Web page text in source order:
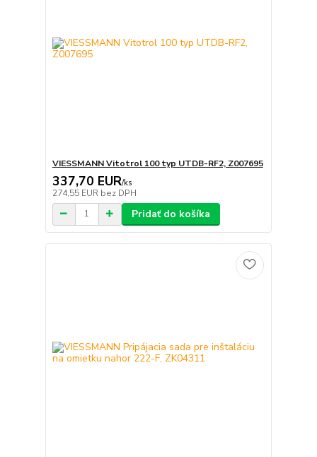
VIESSMANN Vitotrol 100 typ UTDB-RF2, Z007695
337,70 EUR/ks
274,55 EUR bez DPH
Pridať do košíka